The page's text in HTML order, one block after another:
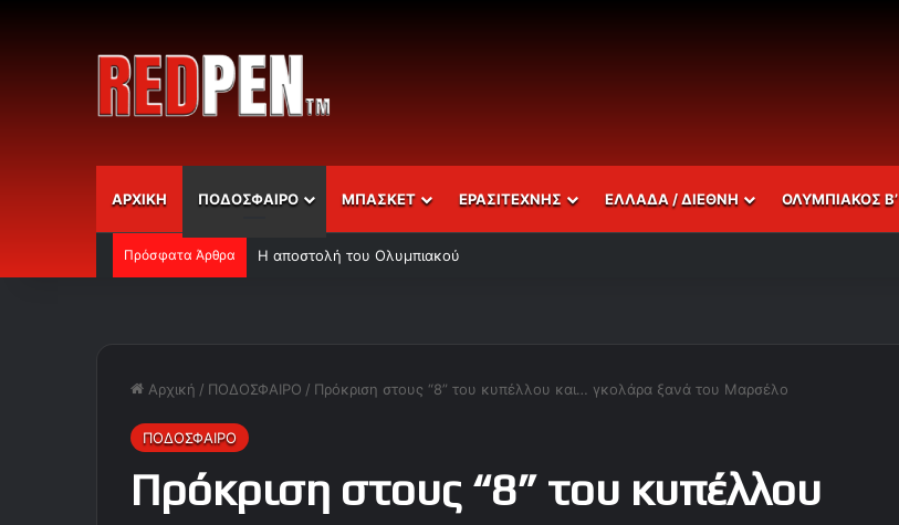
ΑΡΧΙΚΗ ΠΟΔΟΣΦΑΙΡΟ ΜΠΑΣΚΕΤ ΕΡΑΣΙΤΕΧΝΗΣ ΕΛΛΑΔΑ / ΔΙΕΘΝΗ ΟΛΥΜΠΙΑΚΟΣ Β’
Πρόσφατα Άρθρα Η αποστολή του Ολυμπιακού
Αρχική / ΠΟΔΟΣΦΑΙΡΟ / Πρόκριση στους “8” του κυπέλλου και… γκολάρα ξανά του Μαρσέλο
ΠΟΔΟΣΦΑΙΡΟ
Πρόκριση στους “8” του κυπέλλου